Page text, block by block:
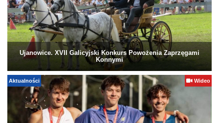
Ujanowice. XVII Galicyjski Konkurs Powożenia Zaprzęgami
Konnymi
Aktualności Wideo